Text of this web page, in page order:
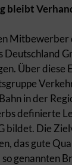
bleibt
Über diese
in der
definierte
bildet. Die
das gute
so genannten